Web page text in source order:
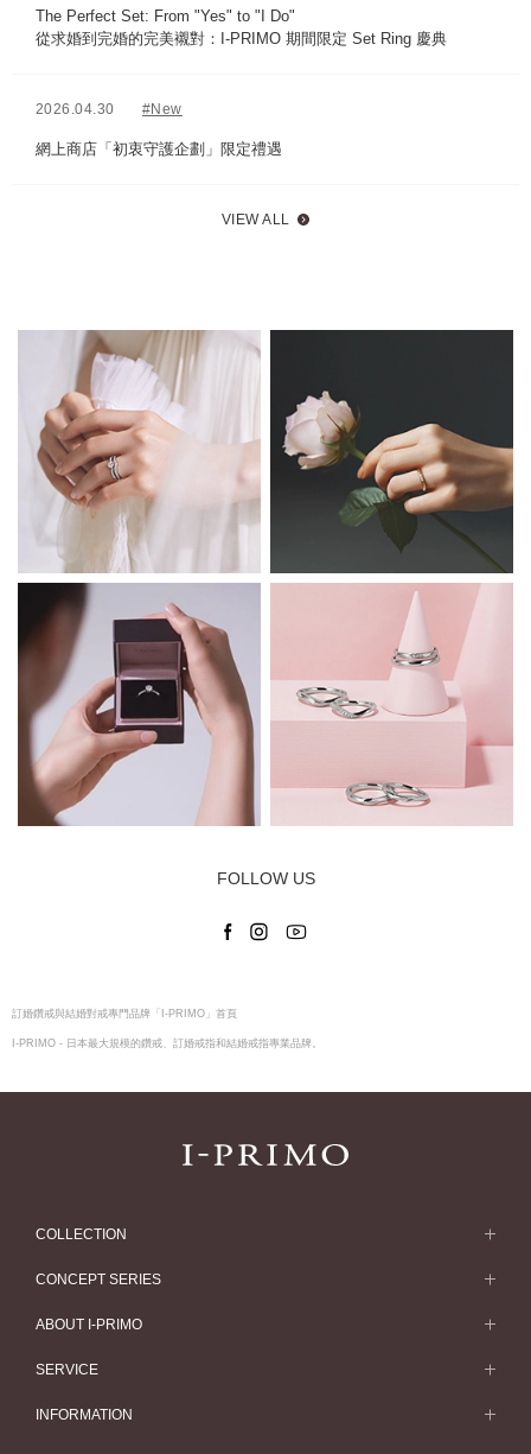
The Perfect Set: From "Yes" to "I Do"
從求婚到完婚的完美襯對：I-PRIMO 期間限定 Set Ring 慶典
2026.04.30 #New
網上商店「初衷守護企劃」限定禮遇
VIEW ALL
FOLLOW US
訂婚鑽戒與結婚對戒專門品牌「I-PRIMO」首頁
I-PRIMO - 日本最大規模的鑽戒、訂婚戒指和結婚戒指專業品牌。
COLLECTION
求婚戒指
求婚戒指款式一覽
CONCEPT SERIES
Concept Series
Etoile
ABOUT I-PRIMO
ABOUT I-PRIMO
QUALITY
SERVICE
Service
INFORMATION